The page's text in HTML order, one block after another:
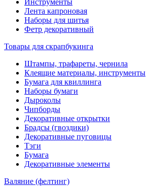
Инструменты
Лента капроновая
Наборы для шитья
Фетр декоративный
Товары для скрапбукинга
Штампы, трафареты, чернила
Клеящие материалы, инструменты
Бумага для квиллинга
Наборы бумаги
Дыроколы
Чипборды
Декоративные открытки
Брадсы (гвоздики)
Декоративные пуговицы
Тэги
Бумага
Декоративные элементы
Валяние (фелтинг)